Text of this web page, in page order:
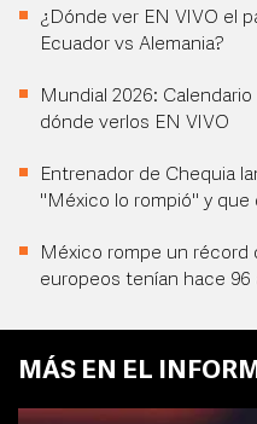
¿Dónde ver EN VIVO el
Ecuador vs Alemania?
Mundial 2026:
dónde verlos EN VIVO
Entrenador de Chequia
"México lo rompió" y que
México rompe un récord
europeos tenían hace 96
MÁS EN EL